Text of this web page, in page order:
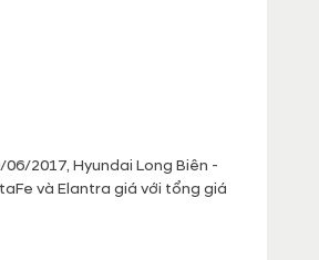
2017, Hyundai Long Biên -
và Elantra giá với tổng giá